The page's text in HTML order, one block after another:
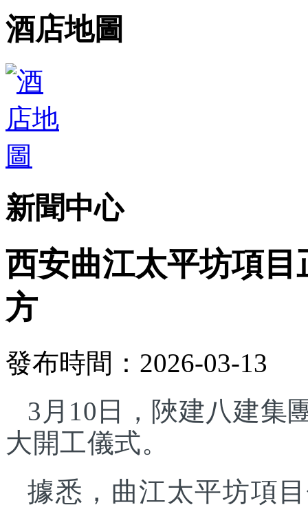
酒店地圖
新聞中心
西安曲江太平坊項目
方
發布時間：2026-03-13
3月10日，陜建八建集
大開工儀式。
據悉，曲江太平坊項